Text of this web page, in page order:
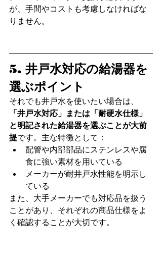
が、手間やコストも考慮しなければな
りません。
5. 井戸水対応の給湯器を
選ぶポイント
それでも井戸水を使いたい場合は、
「井戸水対応」または「耐硬水仕様」
と明記された給湯器を選ぶことが大前
提です。主な特徴として：
配管や内部部品にステンレスや腐
食に強い素材を用いている
メーカーが耐井戸水性能を明示し
ている
また、大手メーカーでも対応品を扱う
ことがあり、それぞれの商品仕様をよ
く確認することが大切です。